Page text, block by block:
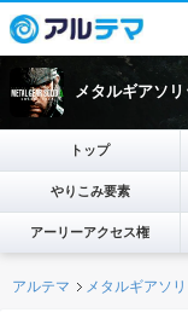
メタルギアソ
トップ
やりこみ要素
アーリーアクセス権
アルテマ メタルギアソ